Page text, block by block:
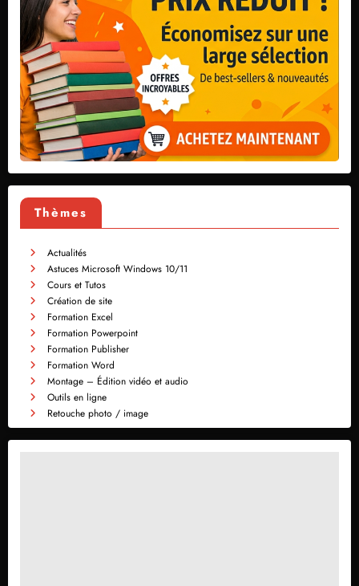
Thèmes
Actualités
Astuces Microsoft Windows 10/11
Cours et Tutos
Création de site
Formation Excel
Formation Powerpoint
Formation Publisher
Formation Word
Montage – Édition vidéo et audio
Outils en ligne
Retouche photo / image